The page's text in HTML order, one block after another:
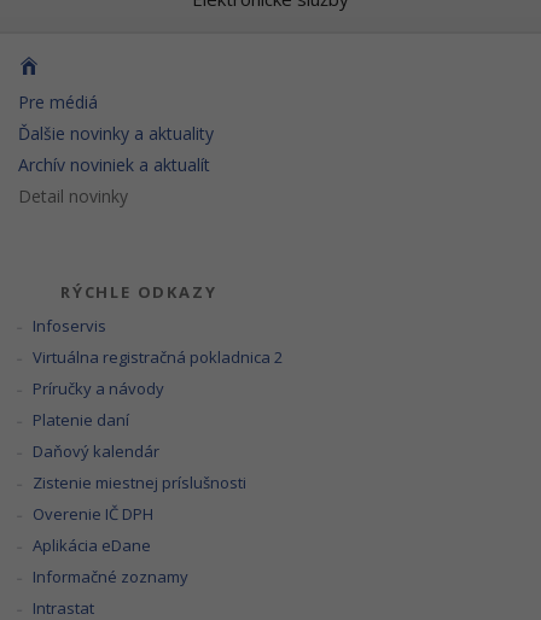
Pre médiá
Ďalšie novinky a aktuality
Archív noviniek a aktualít
Detail novinky
RÝCHLE ODKAZY
Infoservis
Virtuálna registračná pokladnica 2
Príručky a návody
Platenie daní
Daňový kalendár
Zistenie miestnej príslušnosti
Overenie IČ DPH
Aplikácia eDane
Informačné zoznamy
Intrastat